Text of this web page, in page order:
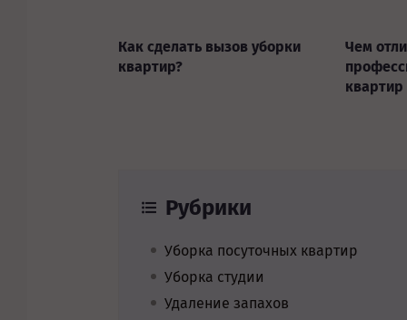
Как сделать вызов уборки
квартир?
Чем
квартир
Рубрики
Уборка посуточных квартир
Уборка студии
Удаление запахов